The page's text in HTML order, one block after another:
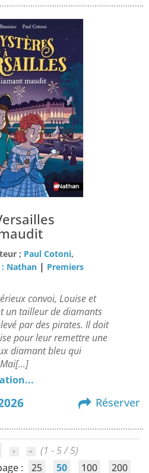
; Paul Cotoni,
: Nathan | Premiers
convoi, Louise et
un tailleur de diamants
par des pirates. Il doit
pour leur remettre une
diamant bleu qui
Réserver
(1 - 5 / 5)
:
25 50 100 200